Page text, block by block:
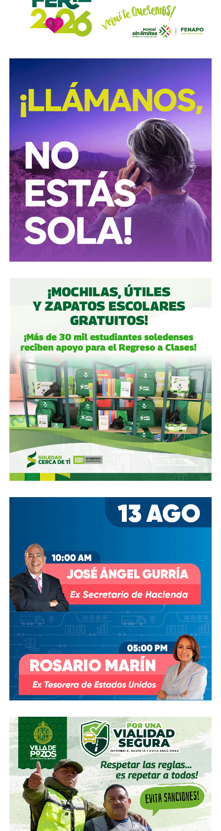
no solo ahí, sino en toda la ciudad, están mal pintadas,
opacas, mal colocadas o tapadas por árboles
compartieron videos, que criticaron al
conductores hacia peatones
(como si eso no fuera pan
de cada día), ¿por qué no acompañaron sus post con un
“circule con cuidado”, “cumpla con lo establecido”,
“respete al peatón”?
A mis colegas de los medios: falta para el 2027, no
empecemos desde ya a
querer caerle mejor al que
todavía no saben si va a seguir en el poder , hagamos
periodismo útil, no crítica en busca de likes.
Conductores:respeten al peatón.Peatones: no usen el
móvil mientras cruzan las calles, ni intenten ganarle al
semáforo.Ciclistas:
hay solo 3 ciclovías, pero usémoslas
correctamente.
Autoridades:hagan su trabajo, pero háganlo bien, y no
descuiden lo que hicieron antes por centrarse solo en
personas se sientan más seguras entrando a un parque
bajo su cuidado, para evitar accidentes en una calle, de una
ciudad que también es parte del estado.
Gobierno municipal:no se apresuren por hacer cosas
solo de cara a la contienda electoral, échenle ganas y
háganlas bien, respeten los tiempos, informen
oportunamente a los usuarios de las vialidades.
Ya aprovechando,revisen las señales de tránsito de la
zona, que necesitan mantenimiento, y luego dense una
vuelta por la ciudad:hay banquetas que son
estacionamientos, hay ciclovías intransitables, hay
peatones en riesgoporque los conductores no siguen el
reglamento.
En pocas palabras,
bajemos todos la velocidad… en
Arrancó la carrera, todos la van perdiendo |